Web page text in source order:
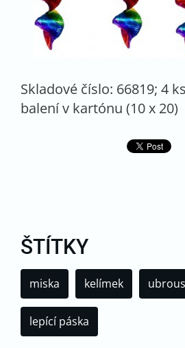
Skladové číslo: 66819; 4
balení v kartónu (10 x 20)
ŠTÍTKY
miska kelímek
lepící páska